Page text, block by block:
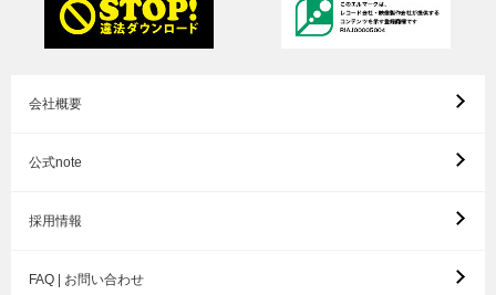
会社概要
公式note
採用情報
FAQ | お問い合わせ